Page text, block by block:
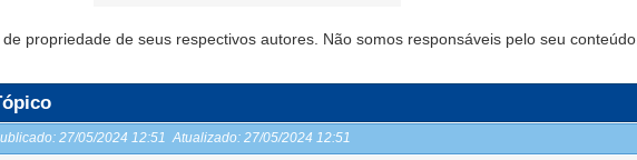
propriedade de seus respectivos autores. Não somos responsáveis pelo seu conteúdo.
27/05/2024 12:51 Atualizado: 27/05/2024 12:51